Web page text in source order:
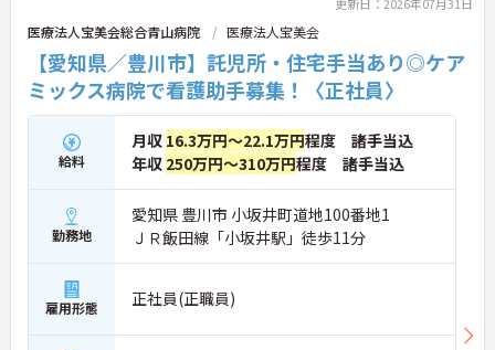
医療法人宝美会総合青山病院 医療法人宝美会
【愛知県／豊川市】託児所・住宅手当あり◎ケア
ミックス病院で看護助手募集！〈正社員〉
給料
月収 16.3万円～22.1万円程度 諸手当込
年収 250万円～310万円程度 諸手当込
勤務地
愛知県 豊川市 小坂井町道地100番地1
ＪＲ飯田線「小坂井駅」徒歩11分
雇用形態 正社員(正職員)